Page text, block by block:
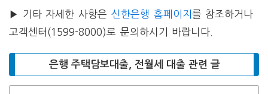
▶ 기타 자세한 사항은 신한은행 홈페이지 를 참조하거나
고객센터(1599-8000)로 문의하시기 바랍니다.
은행 주택담보대출, 전월세 대출 관련 글